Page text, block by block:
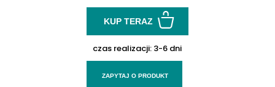
KUP TERAZ
czas realizacji: 3-6 dni
ZAPYTAJ O PRODUKT